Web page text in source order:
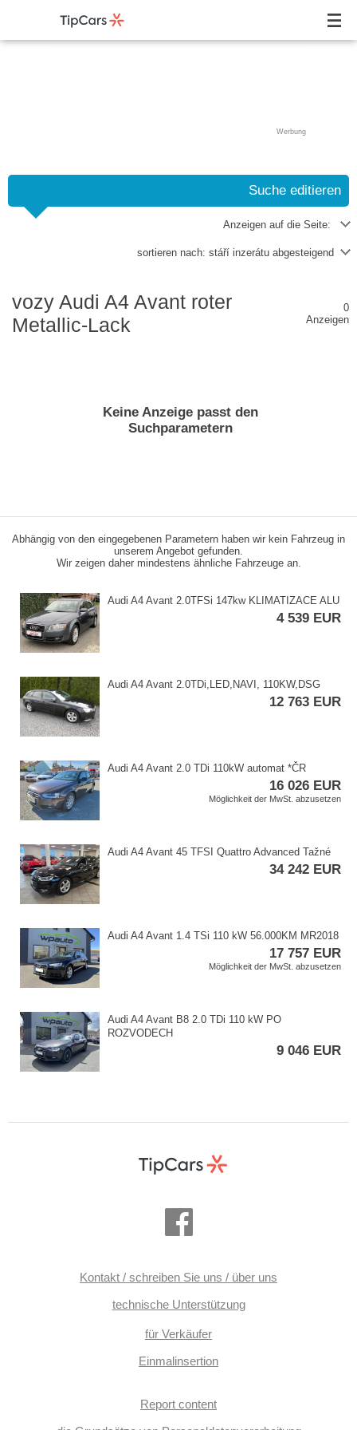
Werbung
Suche editieren
Anzeigen auf die Seite:
sortieren nach: stáří inzerátu abgesteigend
vozy Audi A4 Avant roter
Metallic-Lack
0
Anzeigen
Keine Anzeige passt den
Suchparametern
Abhängig von den eingegebenen Parametern haben wir kein Fahrzeug in
unserem Angebot gefunden.
Wir zeigen daher mindestens ähnliche Fahrzeuge an.
Audi A4 Avant 2.0TFSi 147kw KLIMATIZACE ALU
4 539 EUR
Audi A4 Avant 2.0TDi,​LED,​NAVI,​ 110KW,​DSG
12 763 EUR
Audi A4 Avant 2.0 TDi 110kW automat ​*ČR
16 026 EUR
Möglichkeit der MwSt. abzusetzen
Audi A4 Avant 45 TFSI Quattro Advanced Tažné
34 242 EUR
Audi A4 Avant 1.4 TSi 110 kW 56.000KM MR2018
17 757 EUR
Möglichkeit der MwSt. abzusetzen
Audi A4 Avant B8 2.0 TDi 110 kW PO
ROZVODECH
9 046 EUR
Kontakt / schreiben Sie uns / über uns
technische Unterstützung
für Verkäufer
Einmalinsertion
Report content